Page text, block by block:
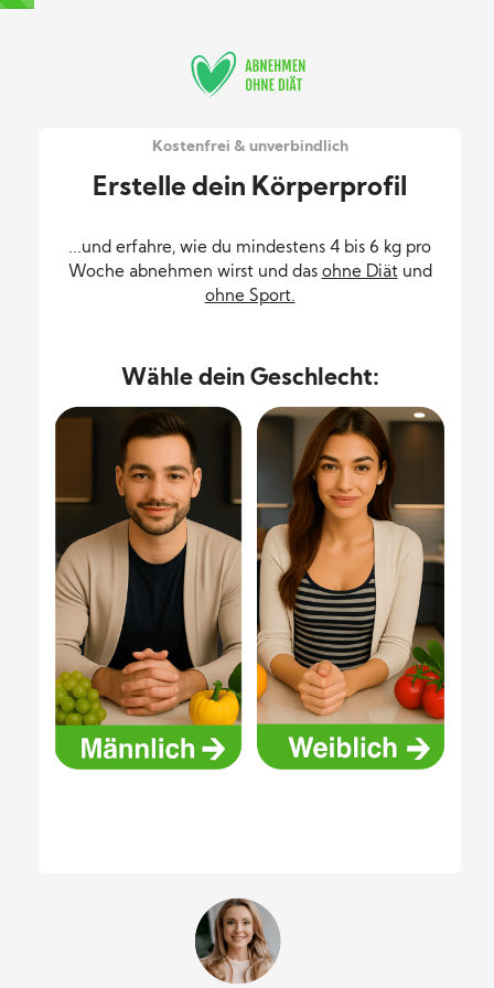
Kostenfrei & unverbindlich
Erstelle dein Körperprofil
...und erfahre, wie du mindestens 4 bis 6 kg pro
Woche abnehmen wirst und das ohne Diätund
ohne Sport.
Wähle dein Geschlecht: